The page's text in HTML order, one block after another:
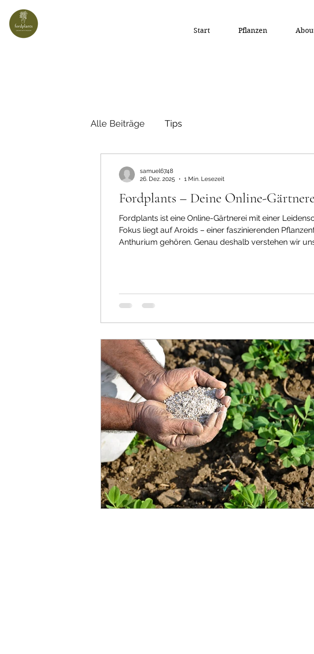
Start Pflanzen
Alle Beiträge Tips
Fordplants – Deine Online-
Fordplants ist eine Online-Gärtnerei mit einer Leidenschaft für außergewöhnliche Zimmerpflanzen. Unser besonderer
Fokus liegt auf Aroids – einer faszinierenden
Anthurium gehören. Genau deshalb verstehen wir uns als spezialisierte Aroid Nursery . Wir
samuel6748
26. Dez. 2025
1 Min. Lesezeit